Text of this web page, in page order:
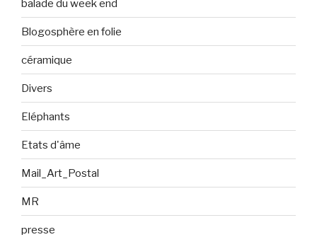
balade du week end
Blogosphère en folie
céramique
Divers
Eléphants
Etats d'âme
Mail_Art_Postal
MR
presse